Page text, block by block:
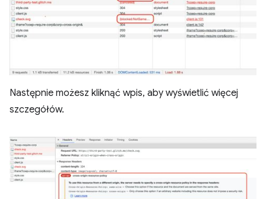
Następnie możesz kliknąć wpis, aby wyświetlić więcej
szczegółów.